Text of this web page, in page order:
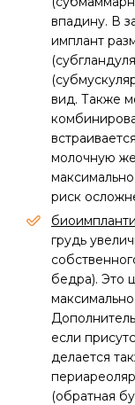
впадину. В
имплант
вид. Также
молочную
риск
грудь
бедра). Это
если
делается
(обратная